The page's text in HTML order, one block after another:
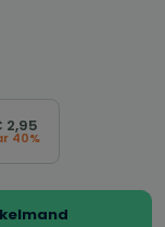
2,95
40%